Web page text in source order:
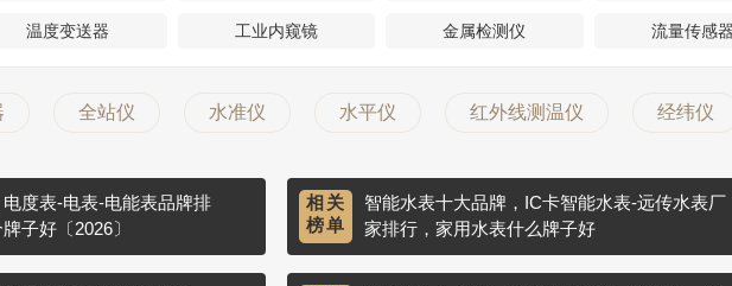
温度变送器 工业内窥镜 金属检测仪 流量传感
全站仪 水准仪 水平仪 红外线测温仪 经纬仪
度表-电表-电能表品牌排
子好〔2026〕
相关
榜单
智能水表十大品牌，IC卡智能水表-远传水表厂
家排行，家用水表什么牌子好